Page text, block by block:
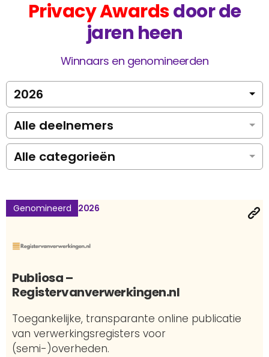
Privacy Awardsdoor de
jaren heen
Winnaars en genomineerden
2026
Alle deelnemers
Alle categorieën
Genomineerd 2026
Publiosa –
Registervanverwerkingen.nl
Toegankelijke, transparante online publicatie
van verwerkingsregisters voor
(semi-)overheden.